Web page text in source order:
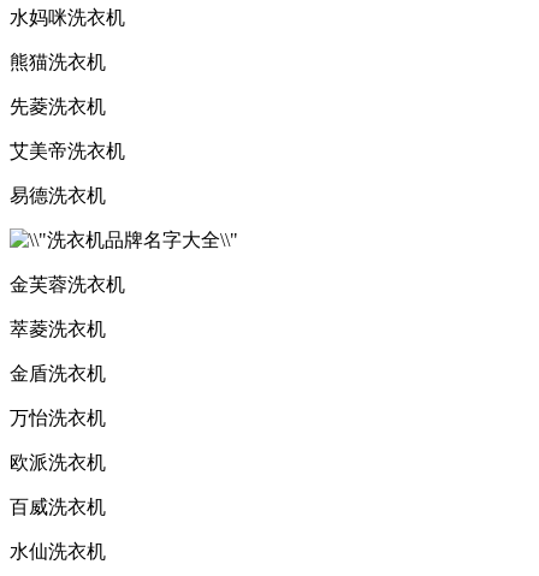
水妈咪洗衣机
熊猫洗衣机
先菱洗衣机
艾美帝洗衣机
易德洗衣机
金芙蓉洗衣机
萃菱洗衣机
金盾洗衣机
万怡洗衣机
欧派洗衣机
百威洗衣机
水仙洗衣机